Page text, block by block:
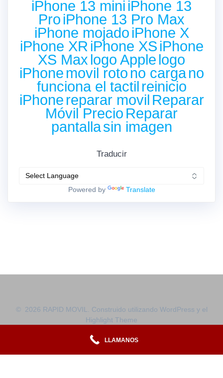
iPhone 13 mini iPhone 13
Pro iPhone 13 Pro Max
iPhone mojado iPhone X
iPhone XR iPhone XS iPhone
XS Max logo Apple logo
iPhone movil rotono cargano
funciona el tactil reinicio
iPhone reparar movil Reparar
Móvil Precio Reparar
pantallasin imagen
Traducir
Powered by Translate
© 2026 RAPID MOVIL. Construido utilizando WordPress y el
Highlight Theme
LLAMANOS